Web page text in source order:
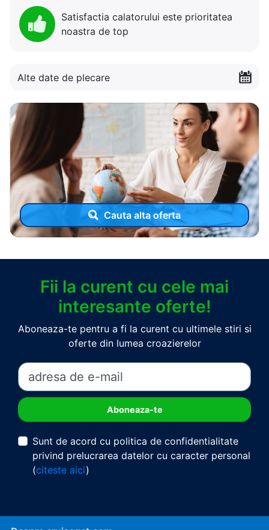
Satisfactia calatorului este prioritatea
noastra de top
Alte date de plecare
Cauta alta oferta
Fii la curent cu cele mai
interesante oferte!
Aboneaza-te pentru a fi la curent cu ultimele stiri si
oferte din lumea croazierelor
Sunt de acord cu politica de confidentialitate
privind prelucrarea datelor cu caracter personal
(citeste aici)